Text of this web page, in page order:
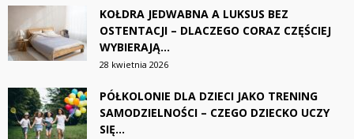
KOŁDRA JEDWABNA A LUKSUS BEZ
OSTENTACJI – DLACZEGO CORAZ CZĘŚCIEJ
WYBIERAJĄ...
28 kwietnia 2026
PÓŁKOLONIE DLA DZIECI JAKO TRENING
SAMODZIELNOŚCI – CZEGO DZIECKO UCZY
SIĘ...